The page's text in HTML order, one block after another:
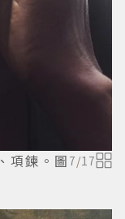
項鍊。圖 7/17